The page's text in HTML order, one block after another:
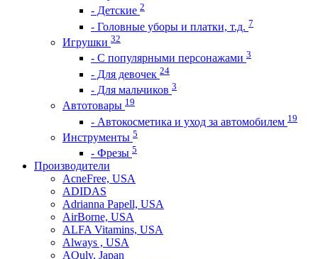
- Детские 2
- Головные уборы и платки, т.д. 7
Игрушки 32
- С популярными персонажами 3
- Для девочек 24
- Для мальчиков 3
Автотовары 19
- Автокосметика и уход за автомобилем 19
Инструменты 5
- Фрезы 5
Производители
AcneFree, USA
ADIDAS
Adrianna Papell, USA
AirBorne, USA
ALFA Vitamins, USA
Always , USA
AQuly, Japan